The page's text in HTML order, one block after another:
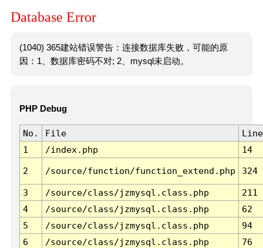
Database Error
(1040) 365建站错误警告：连接数据库失败，可能的原
因：1、数据库密码不对; 2、mysql未启动。
PHP Debug
No. File
Line
1
/index.php 14
2 /source/function/function_extend.php 324
3 /source/class/jzmysql.class.php
211
4
/source/class/jzmysql.class.php
62
5
/source/class/jzmysql.class.php
94
6
/source/class/jzmysql.class.php 76